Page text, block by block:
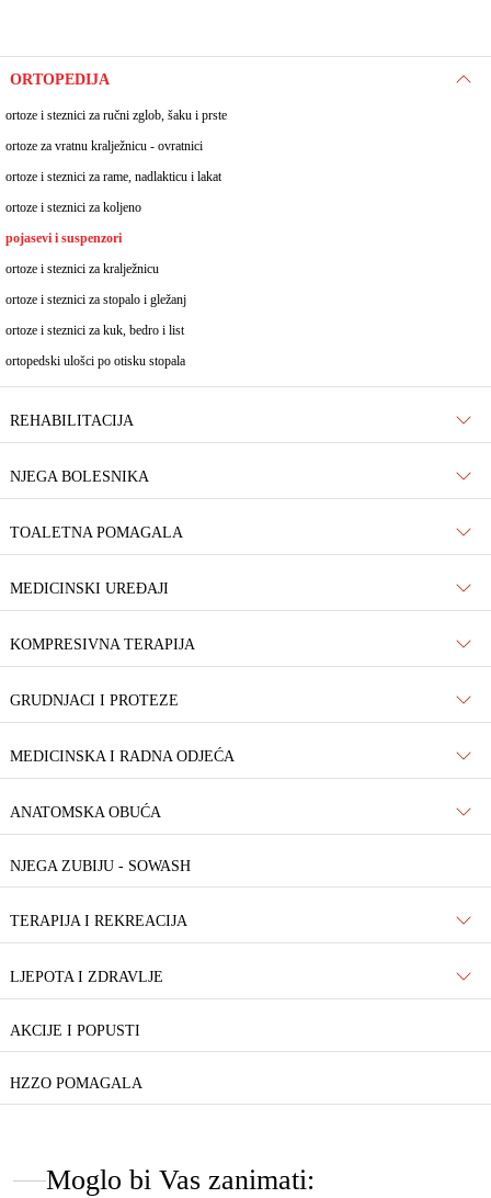
ORTOPEDIJA
ortoze i steznici za ručni zglob, šaku i prste
ortoze za vratnu kralježnicu - ovratnici
ortoze i steznici za rame, nadlakticu i lakat
ortoze i steznici za koljeno
pojasevi i suspenzori
ortoze i steznici za kralježnicu
ortoze i steznici za stopalo i gležanj
ortoze i steznici za kuk, bedro i list
ortopedski ulošci po otisku stopala
REHABILITACIJA
NJEGA BOLESNIKA
TOALETNA POMAGALA
MEDICINSKI UREĐAJI
KOMPRESIVNA TERAPIJA
GRUDNJACI I PROTEZE
MEDICINSKA I RADNA ODJEĆA
ANATOMSKA OBUĆA
NJEGA ZUBIJU - SOWASH
TERAPIJA I REKREACIJA
LJEPOTA I ZDRAVLJE
AKCIJE I POPUSTI
HZZO POMAGALA
Moglo bi Vas zanimati: